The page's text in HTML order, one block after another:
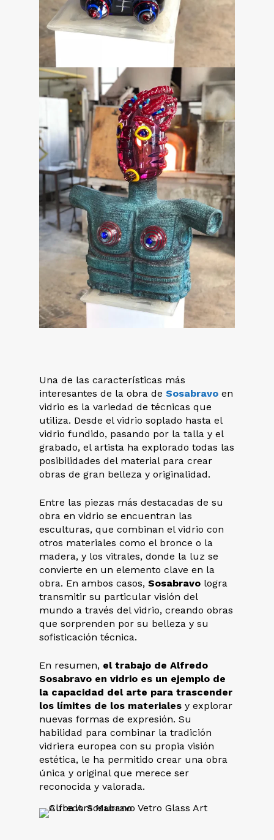
Una de las características más
interesantes de la obra deSosabravo en
vidrio es la variedad de técnicas que
utiliza. Desde el vidrio soplado hasta el
vidrio fundido, pasando por la talla y el
grabado, el artista ha explorado todas las
posibilidades del material para crear
obras de gran belleza y originalidad.
Entre las piezas más destacadas de su
obra en vidrio se encuentran las
esculturas, que combinan el vidrio con
otros materiales como el bronce o la
madera, y los vitrales, donde la luz se
convierte en un elemento clave en la
obra. En ambos casos,Sosabravo logra
transmitir su particular visión del
mundo a través del vidrio, creando obras
que sorprenden por su belleza y su
sofisticación técnica.
En resumen, el trabajo de Alfredo
Sosabravo en vidrio es un ejemplo de
la capacidad del arte para trascender
los límites de los materiales y explorar
nuevas formas de expresión. Su
habilidad para combinar la tradición
vidriera europea con su propia visión
estética, le ha permitido crear una obra
única y original que merece ser
reconocida y valorada.